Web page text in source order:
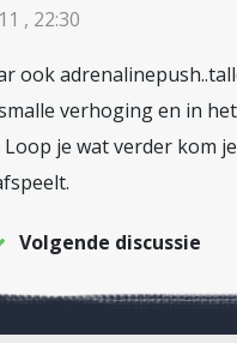
, 22:30
ook
verhoging en in
je wat verder kom
Volgende discussie